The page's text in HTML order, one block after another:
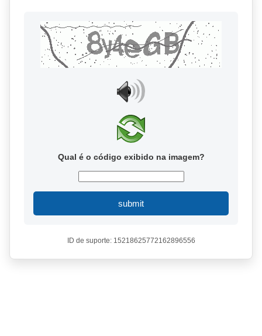
Qual é o código exibido na imagem?
submit
ID de suporte: 15218625772162896556